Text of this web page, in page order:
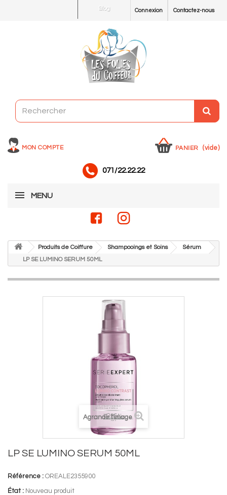
Contactez-nous
Connexion
Blog
MON COMPTE PANIER (vide)
071/22.22.22
MENU
Produits de Coiffure Shampooings et Soins
Sérum
LP SE LUMINO SERUM 50ML
Agrandir l'image
LP SE LUMINO SERUM 50ML
Référence : OREALE2355900
État : Nouveau produit